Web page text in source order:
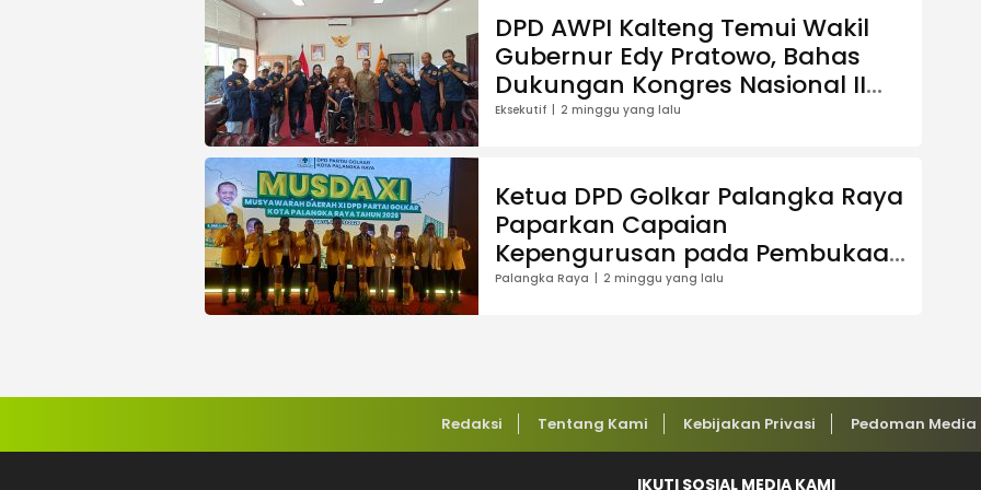
DPD AWPI Kalteng Temui Wakil
Gubernur Edy Pratowo, Bahas
Dukungan Kongres Nasional II
AWPI di Kalimantan Tengah
Eksekutif 2 minggu yang lalu
Ketua DPD Golkar Palangka Raya
Paparkan Capaian
Kepengurusan pada Pembukaan
Musda XI
Palangka Raya 2 minggu yang lalu
Redaksi Tentang Kami Kebijakan Privasi Pedoman Media
IKUTI SOSIAL MEDIA KAMI